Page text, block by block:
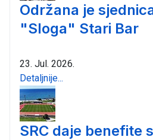
Održana je
"Sloga" Stari Bar
23. Jul. 2026.
Detaljnije...
SRC daje benefite